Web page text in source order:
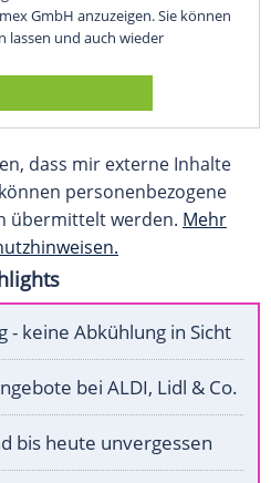
GmbH anzuzeigen. Sie können
lassen und auch wieder
dass mir externe Inhalte
personenbezogene
übermittelt werden. Mehr
- keine Abkühlung in Sicht
bei ALDI, Lidl & Co.
bis heute unvergessen